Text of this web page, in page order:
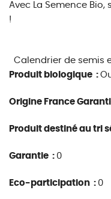
Avec La Semence
!
Calendrier de semis
Produit biologique :
Origine France
Produit destiné au tri
Garantie : 0
Eco-participation : 0